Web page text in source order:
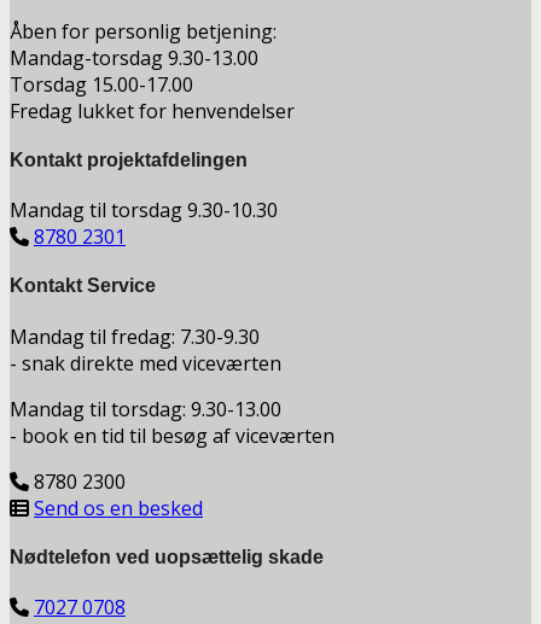
Åben for personlig betjening:
Mandag-torsdag 9.30-13.00
Torsdag 15.00-17.00
Fredag lukket for henvendelser
Kontakt projektafdelingen
Mandag til torsdag 9.30-10.30
8780 2301
Kontakt Service
Mandag til fredag: 7.30-9.30
- snak direkte med viceværten
Mandag til torsdag: 9.30-13.00
- book en tid til besøg af viceværten
8780 2300
Send os en besked
Nødtelefon ved uopsættelig skade
7027 0708